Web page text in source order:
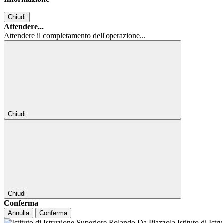
Chiudi
Attendere...
Attendere il completamento dell'operazione...
Chiudi
Chiudi
Conferma
Annulla Conferma